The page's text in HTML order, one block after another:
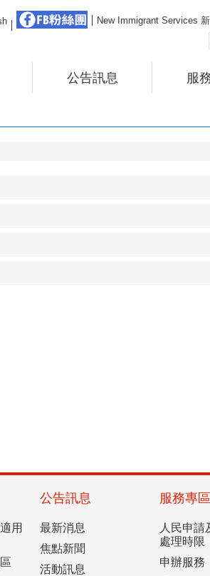
FB粉絲團
New Immigrant Services
公告訊息 服
用
公告訊息
最新消息
焦點新聞
活動訊息
服務專區
人民申請
處理時限
申辦服務